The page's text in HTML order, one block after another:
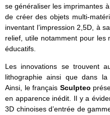
se généraliser les imprimantes
de créer des objets multi-
inventant l’impression 2,5D, à
relief, utile notamment pour les
éducatifs.
Les innovations se trouvent
lithographie ainsi que dans la
Ainsi, le français Sculpteo
en apparence inédit. Il y a
3D chinoises d’entrée de